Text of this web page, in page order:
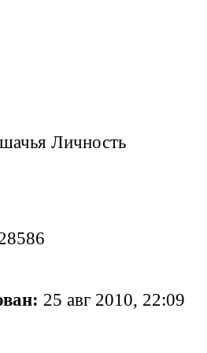
Личность
25 авг 2010, 22:09